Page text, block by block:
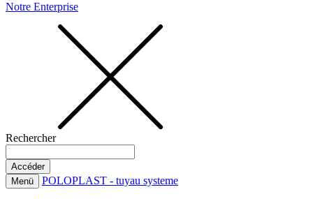
Notre Enterprise
Rechercher
Menü POLOPLAST - tuyau systeme